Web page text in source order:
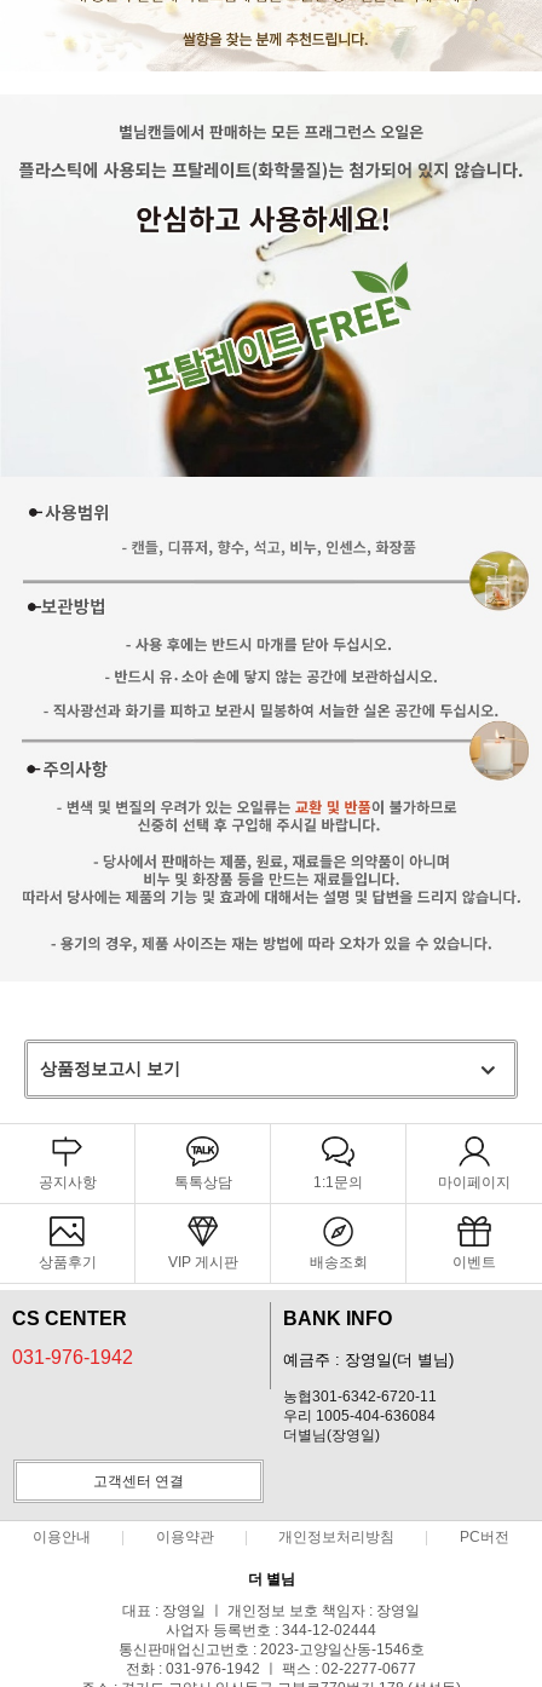
상품정보고시 보기
공지사항 톡톡상담 1:1문의 마이페이지
상품후기 VIP 게시판 배송조회 이벤트
CS CENTER
031-976-1942
BANK INFO
예금주 : 장영일(더 별님)
농협301-6342-6720-11
우리 1005-404-636084
더별님(장영일)
고객센터 연결
이용안내 이용약관 개인정보처리방침 PC버전
더 별님
대표 : 장영일 ㅣ 개인정보 보호 책임자 : 장영일
사업자 등록번호 : 344-12-02444
통신판매업신고번호 : 2023-고양일산동-1546호
전화 : 031-976-1942 ㅣ 팩스 : 02-2277-0677